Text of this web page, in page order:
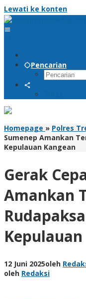
Lewati ke konten
Pencarian
Homepage » Polres
Sumenep Amankan
Kepulauan Kangean
Gerak
Amankan
12 Juni 2025oleh
oleh Redaksi